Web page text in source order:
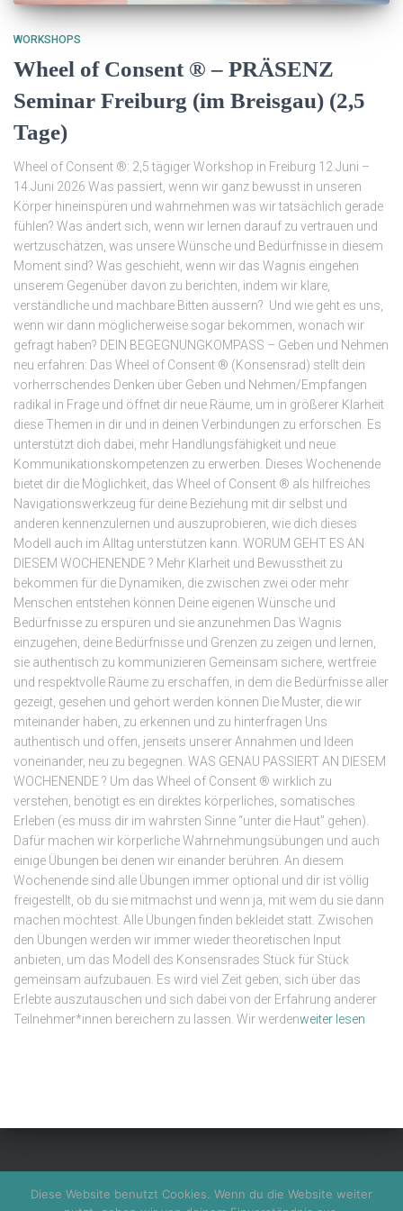
WORKSHOPS
Wheel of Consent ® – PRÄSENZ
Seminar Freiburg (im Breisgau) (2,5
Tage)
Wheel of Consent ®: 2,5 tägiger Workshop in Freiburg 12.Juni –
14.Juni 2026 Was passiert, wenn wir ganz bewusst in unseren
Körper hineinspüren und wahrnehmen was wir tatsächlich gerade
fühlen? Was ändert sich, wenn wir lernen darauf zu vertrauen und
wertzuschätzen, was unsere Wünsche und Bedürfnisse in diesem
Moment sind? Was geschieht, wenn wir das Wagnis eingehen
unserem Gegenüber davon zu berichten, indem wir klare,
verständliche und machbare Bitten äussern? Und wie geht es uns,
wenn wir dann möglicherweise sogar bekommen, wonach wir
gefragt haben? DEIN BEGEGNUNGKOMPASS – Geben und Nehmen
neu erfahren: Das Wheel of Consent ® (Konsensrad) stellt dein
vorherrschendes Denken über Geben und Nehmen/Empfangen
radikal in Frage und öffnet dir neue Räume, um in größerer Klarheit
diese Themen in dir und in deinen Verbindungen zu erforschen. Es
unterstützt dich dabei, mehr Handlungsfähigkeit und neue
Kommunikationskompetenzen zu erwerben. Dieses Wochenende
bietet dir die Möglichkeit, das Wheel of Consent ® als hilfreiches
Navigationswerkzeug für deine Beziehung mit dir selbst und
anderen kennenzulernen und auszuprobieren, wie dich dieses
Modell auch im Alltag unterstützen kann. WORUM GEHT ES AN
DIESEM WOCHENENDE ? Mehr Klarheit und Bewusstheit zu
bekommen für die Dynamiken, die zwischen zwei oder mehr
Menschen entstehen können Deine eigenen Wünsche und
Bedürfnisse zu erspüren und sie anzunehmen Das Wagnis
einzugehen, deine Bedürfnisse und Grenzen zu zeigen und lernen,
sie authentisch zu kommunizieren Gemeinsam sichere, wertfreie
und respektvolle Räume zu erschaffen, in dem die Bedürfnisse aller
gezeigt, gesehen und gehört werden können Die Muster, die wir
miteinander haben, zu erkennen und zu hinterfragen Uns
authentisch und offen, jenseits unserer Annahmen und Ideen
voneinander, neu zu begegnen. WAS GENAU PASSIERT AN DIESEM
WOCHENENDE ? Um das Wheel of Consent ® wirklich zu
verstehen, benötigt es ein direktes körperliches, somatisches
Erleben (es muss dir im wahrsten Sinne “unter die Haut” gehen).
Dafür machen wir körperliche Wahrnehmungsübungen und auch
einige Übungen bei denen wir einander berühren. An diesem
Wochenende sind alle Übungen immer optional und dir ist völlig
freigestellt, ob du sie mitmachst und wenn ja, mit wem du sie dann
machen möchtest. Alle Übungen finden bekleidet statt. Zwischen
den Übungen werden wir immer wieder theoretischen Input
anbieten, um das Modell des Konsensrades Stück für Stück
gemeinsam aufzubauen. Es wird viel Zeit geben, sich über das
Erlebte auszutauschen und sich dabei von der Erfahrung anderer
Teilnehmer*innen bereichern zu lassen. Wir werdenweiter lesen
Diese Website benutzt Cookies. Wenn du die Website weiter